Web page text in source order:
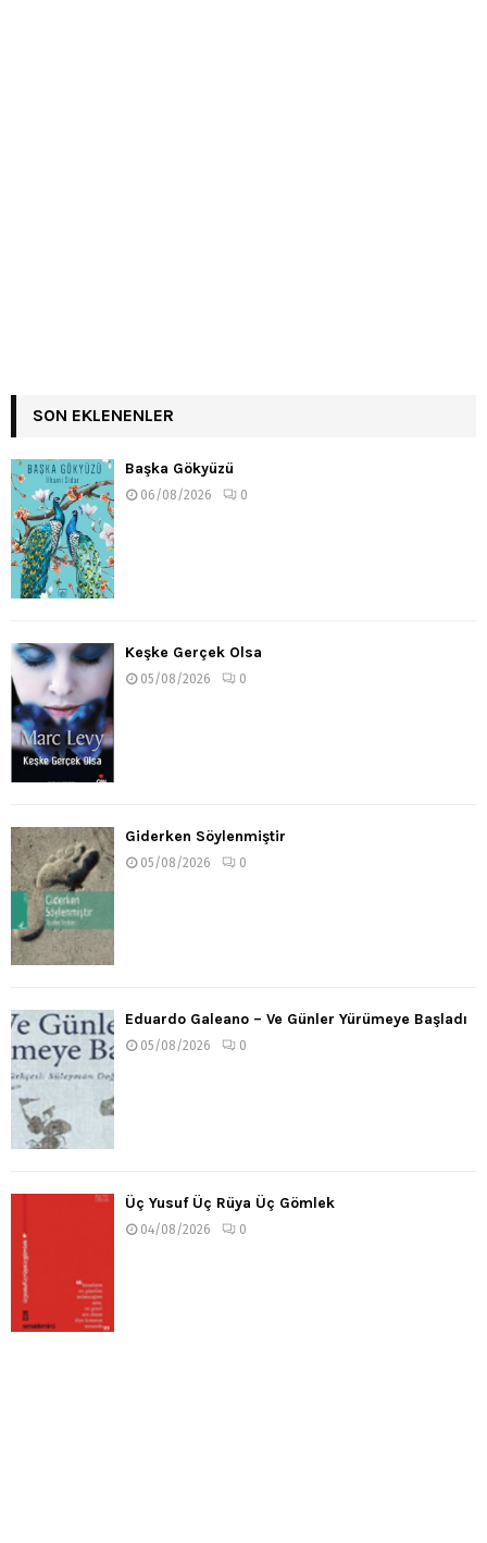
SON EKLENENLER
Başka Gökyüzü
06/08/2026 0
Keşke Gerçek Olsa
05/08/2026 0
Giderken Söylenmiştir
05/08/2026 0
Eduardo Galeano – Ve Günler Yürümeye Başladı
05/08/2026 0
Üç Yusuf Üç Rüya Üç Gömlek
04/08/2026 0